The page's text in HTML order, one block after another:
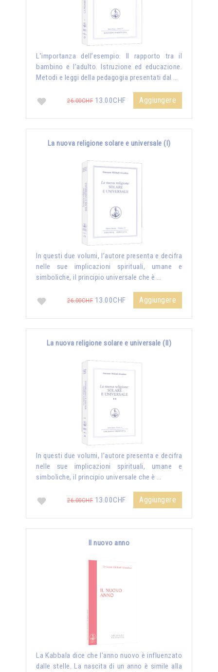
L’importanza dell’esempio. Il rapporto tra il
bambino e l'adulto. Istruzione ed educazione.
Metodi e leggi della pedagogia presentati dal …
26.00CHF 13.00CHF Aggiungere
La nuova religione solare e universale (I)
In questi due volumi, l’autore presenta e decifra
nelle sue implicazioni spirituali, umane e
simboliche, il principio universale che è …
26.00CHF 13.00CHF Aggiungere
La nuova religione solare e universale (II)
In questi due volumi, l’autore presenta e decifra
nelle sue implicazioni spirituali, umane e
simboliche, il principio universale che è …
26.00CHF 13.00CHF Aggiungere
Il nuovo anno
La Kabbala dice che l'anno nuovo è influenzato
dalle stelle. La nascita di un anno è simile alla